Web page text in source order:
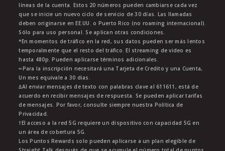
líneas de la cuenta. Estos 20 números pueden cambiarse cada vez
que se inicie un nuevo ciclo de servicio de 30 días. Las llamadas
deben originarse en EE.UU. o Puerto Rico (no roaming internacional).
Sólo para uso personal. Se aplican otras condiciones.
*En momentos de tráfico en la red, sus datos pueden ser más lentos
temporalmente que el resto del tráfico. El streaming de video es
hasta 480p. Pueden aplicarse términos adicionales.
∞Para la inscripción necesitará una Tarjeta de Credito y una Cuenta,
Un mes equivale a 30 dias.
∆Al enviar mensajes de texto con palabras clave al 611611, está de
acuerdo en recibir mensajes de respuesta. Se pueden aplicar tarifas
de mensajes. Por favor, consulte siempre nuestra Política de
Privacidad.
†El acceso a la red 5G requiere un dispositivo con capacidad 5G en
un área de cobertura 5G.
Los Puntos Rewards solo pueden aplicarse a un plan elegible de